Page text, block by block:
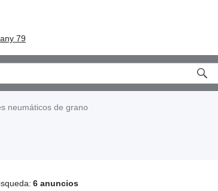
79
neumáticos de grano
6 anuncios